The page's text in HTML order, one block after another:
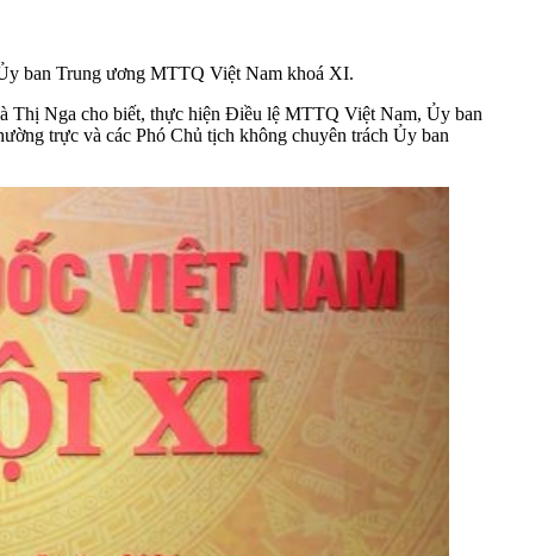
ban Trung ương MTTQ Việt Nam khoá XI.
Thị Nga cho biết, thực hiện Điều lệ MTTQ Việt Nam, Ủy ban
trực và các Phó Chủ tịch không chuyên trách Ủy ban